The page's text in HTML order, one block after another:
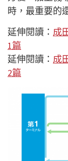
時，最重要的
延伸閱讀： 成
1篇
延伸閱讀： 成
2篇